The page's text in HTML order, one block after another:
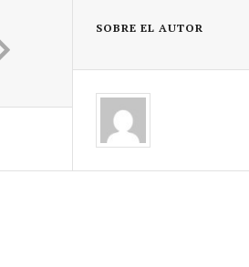
SOBRE EL AUTOR